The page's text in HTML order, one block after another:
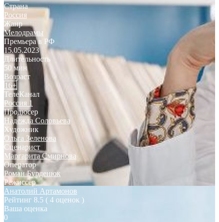
Страна
Россия
Жанр
Мелодрамы
Премьера в РФ
15.05.2023
Длительность
50 мин
Возраст
16+
ТелеКанал
Россия 1
Продюсер
Надежда Соловьева
Художник
Ольга Зеленова
Сценарист
Маргарита Смирнова
Оператор
Роман Бурденюк
Режиссёр
Анатолий Артамонов
Рейтинг 8.5 ( 4 оценок )
Ваша оценка
0